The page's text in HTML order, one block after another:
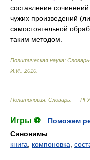
составление
чужих произведений
самостоятельной
таким методом.
Политическая наука:
И.И.
2010
Политология. Словарь. — РГУ
Игры ⚽
Поможем
Синонимы:
книга
компоновка